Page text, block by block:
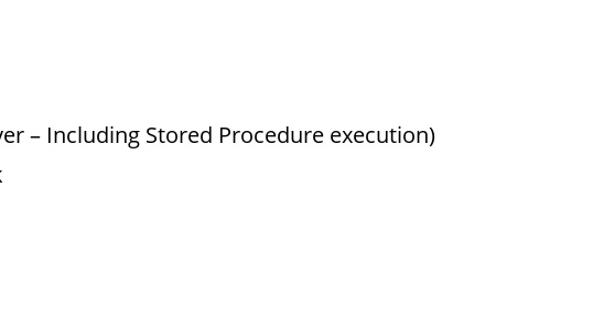
– Including Stored Procedure execution)